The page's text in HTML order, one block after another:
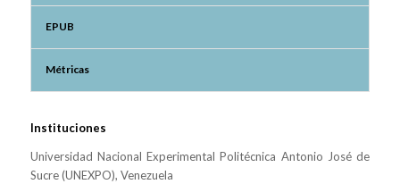
EPUB
Métricas
Instituciones
Universidad Nacional Experimental Politécnica Antonio José de
Sucre (UNEXPO), Venezuela